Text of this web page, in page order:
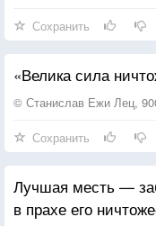
Сохранить
«Велика сила
© Станислав Ежи Лец,
Сохранить
Лучшая месть —
в прахе его